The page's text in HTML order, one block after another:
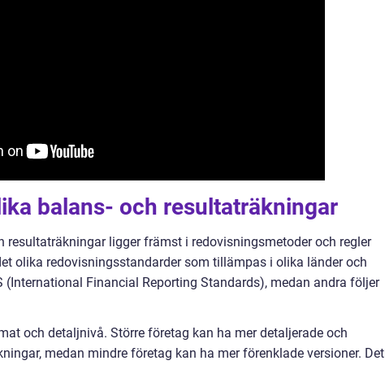
balans- och resultaträkningar
resultaträkningar ligger främst i redovisningsmetoder och regler
olika redovisningsstandarder som tillämpas i olika länder och
(International Financial Reporting Standards), medan andra följer
och detaljnivå. Större företag kan ha mer detaljerade och
medan mindre företag kan ha mer förenklade versioner. Det